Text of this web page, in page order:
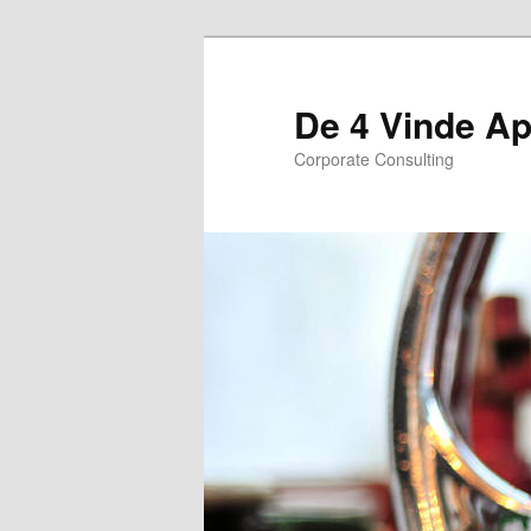
De 4 Vinde
Corporate Consulting